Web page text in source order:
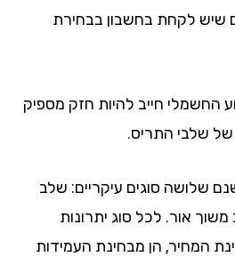
לקחת בחשבון בבחירת
חייב להיות חזק מספיק
התריס.
סוגים עיקריים: שלב
לכל סוג יתרונות
הן מבחינת העמידות